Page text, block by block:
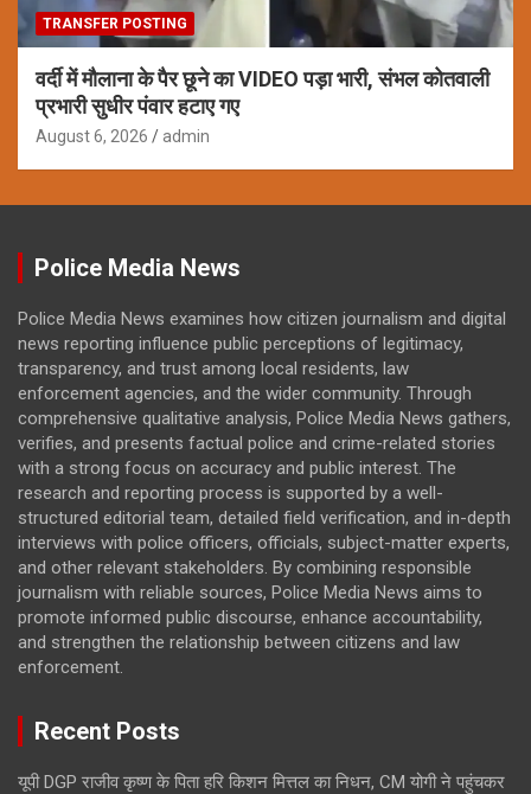
TRANSFER POSTING
वर्दी में मौलाना के पैर छूने का VIDEO पड़ा भारी, संभल कोतवाली
प्रभारी सुधीर पंवार हटाए गए
August 6, 2026 admin
Police Media News
Police Media News examines how citizen journalism and digital
news reporting influence public perceptions of legitimacy,
transparency, and trust among local residents, law
enforcement agencies, and the wider community. Through
comprehensive qualitative analysis, Police Media News gathers,
verifies, and presents factual police and crime-related stories
with a strong focus on accuracy and public interest. The
research and reporting process is supported by a well-
structured editorial team, detailed field verification, and in-depth
interviews with police officers, officials, subject-matter experts,
and other relevant stakeholders. By combining responsible
journalism with reliable sources, Police Media News aims to
promote informed public discourse, enhance accountability,
and strengthen the relationship between citizens and law
enforcement.
Recent Posts
यूपी DGP राजीव कृष्ण के पिता हरि किशन मित्तल का निधन, CM योगी ने पहुंचकर